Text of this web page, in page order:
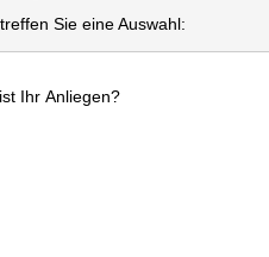
Sie eine Auswahl:
Ihr Anliegen?